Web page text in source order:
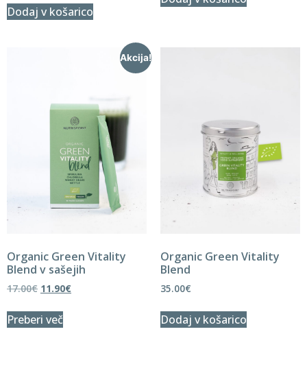
Dodaj v košarico
Akcija!
Organic Green Vitality
Blend v sašejih
17.00€ 11.90€
Preberi več
Organic Green Vitality
Blend
35.00€
Dodaj v košarico